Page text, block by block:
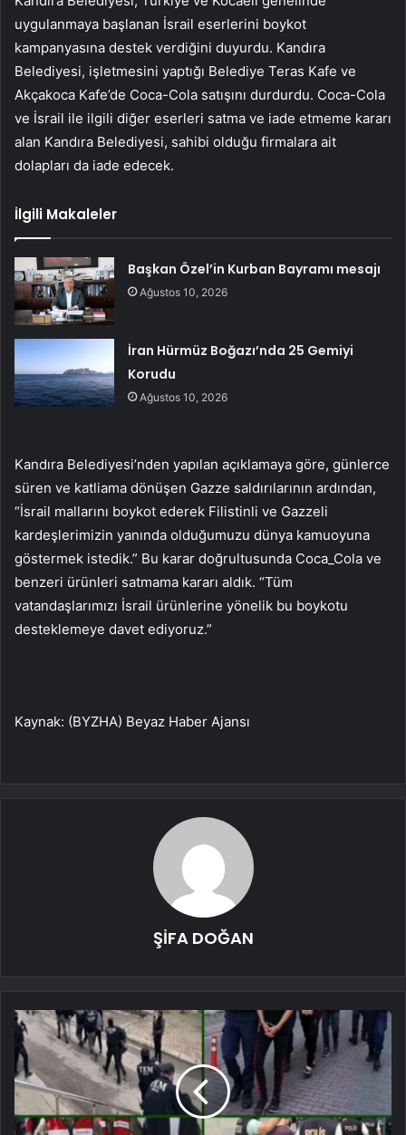
uygulanmaya başlanan İsrail eserlerini boykot
kampanyasına destek verdiğini duyurdu. Kandıra
Belediyesi, işletmesini yaptığı Belediye Teras Kafe ve
Akçakoca Kafe’de Coca-Cola satışını durdurdu. Coca-Cola
ve İsrail ile ilgili diğer eserleri satma ve iade etmeme kararı
alan Kandıra Belediyesi, sahibi olduğu firmalara ait
dolapları da iade edecek.
İlgili Makaleler
Başkan Özel’in Kurban Bayramı mesajı
Ağustos 10, 2026
İran Hürmüz Boğazı’nda 25 Gemiyi
Korudu
Ağustos 10, 2026
Kandıra Belediyesi’nden yapılan açıklamaya göre, günlerce
süren ve katliama dönüşen Gazze saldırılarının ardından,
“İsrail mallarını boykot ederek Filistinli ve Gazzeli
kardeşlerimizin yanında olduğumuzu dünya kamuoyuna
göstermek istedik.” Bu karar doğrultusunda Coca_Cola ve
benzeri ürünleri satmama kararı aldık. “Tüm
vatandaşlarımızı İsrail ürünlerine yönelik bu boykotu
desteklemeye davet ediyoruz.”
Kaynak: (BYZHA) Beyaz Haber Ajansı
ŞİFA DOĞAN